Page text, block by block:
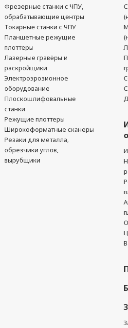
Фрезерные станки с ЧПУ,
обрабатывающие центры
Токарные станки с ЧПУ
Планшетные режущие
плоттеры
Лазерные гравёры и
раскройщики
Электроэрозионное
оборудование
Плоскошлифовальные
станки
Режущие плоттеры
Широкоформатные сканеры
Резаки для металла,
обрезчики углов,
вырубщики